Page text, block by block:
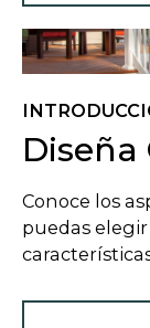
Diseña
Conoce los
puedas